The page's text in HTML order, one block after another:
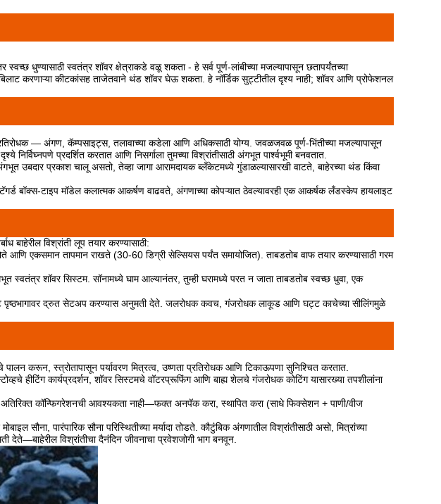
धुण्यासाठी स्वतंत्र शॉवर क्षेत्राकडे वळू शकता - हे सर्व पूर्ण-लांबीच्या मजल्यापासून छतापर्यंतच्या
करणाऱ्या कीटकांसह ताजेतवाने थंड शॉवर घेऊ शकता. हे नॉर्डिक सुट्टीतील दृश्य नाही; शॉवर आणि प्रोफेशनल
— अंगण, कॅम्पसाइट्स, तलावाच्या कडेला आणि अधिकसाठी योग्य. जवळजवळ पूर्ण-भिंतीच्या मजल्यापासून
प्रदर्शित करतात आणि निसर्गाला तुमच्या विश्रांतीसाठी अंगभूत पार्श्वभूमी बनवतात.
उबदार प्रकाश चालू असतो, तेव्हा जागा आरामदायक ब्लँकेटमध्ये गुंडाळल्यासारखी वाटते, बाहेरच्या थंड किंवा
बॉक्स-टाइप मॉडेल कलात्मक आकर्षण वाढवते, अंगणाच्या कोपऱ्यात ठेवल्यावरही एक आकर्षक लँडस्केप हायलाइट
बाहेरील विश्रांती लूप तयार करण्यासाठी:
आणि एकसमान तापमान राखते (30-60 डिग्री सेल्सियस पर्यंत समायोजित). ताबडतोब वाफ तयार करण्यासाठी गरम
स्वतंत्र शॉवर सिस्टम. सॉनामध्ये घाम आल्यानंतर, तुम्ही घरामध्ये परत न जाता ताबडतोब स्वच्छ धुवा, एक
पृष्ठभागावर द्रुत सेटअप करण्यास अनुमती देते. जलरोधक कवच, गंजरोधक लाकूड आणि घट्ट काचेच्या सीलिंगमुळे
करून, स्त्रोतापासून पर्यावरण मित्रत्व, उष्णता प्रतिरोधक आणि टिकाऊपणा सुनिश्चित करतात.
हीटिंग कार्यप्रदर्शन, शॉवर सिस्टमचे वॉटरप्रूफिंग आणि बाह्य शेलचे गंजरोधक कोटिंग यासारख्या तपशीलांना
कॉन्फिगरेशनची आवश्यकता नाही—फक्त अनपॅक करा, स्थापित करा (साधे फिक्सेशन + पाणी/वीज
पारंपारिक सौना परिस्थितीच्या मर्यादा तोडते. कौटुंबिक अंगणातील विश्रांतीसाठी असो, मित्रांच्या
देते—बाहेरील विश्रांतीचा दैनंदिन जीवनाचा प्रवेशजोगी भाग बनवून.